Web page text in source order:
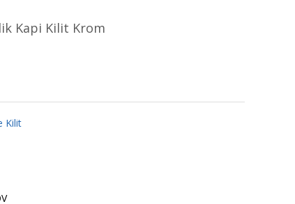
Kapi Kilit Krom
Kilit